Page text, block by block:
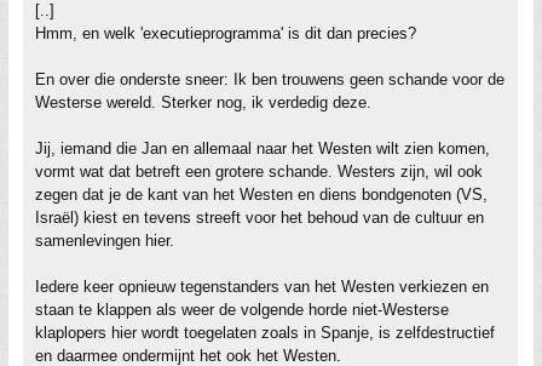
[..]
Hmm, en welk 'executieprogramma' is dit dan precies?
En over die onderste sneer: Ik ben trouwens geen schande voor de
Westerse wereld. Sterker nog, ik verdedig deze.
Jij, iemand die Jan en allemaal naar het Westen wilt zien komen,
vormt wat dat betreft een grotere schande. Westers zijn, wil ook
zegen dat je de kant van het Westen en diens bondgenoten (VS,
Israël) kiest en tevens streeft voor het behoud van de cultuur en
samenlevingen hier.
Iedere keer opnieuw tegenstanders van het Westen verkiezen en
staan te klappen als weer de volgende horde niet-Westerse
klaplopers hier wordt toegelaten zoals in Spanje, is zelfdestructief
en daarmee ondermijnt het ook het Westen.